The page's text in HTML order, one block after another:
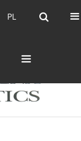
PL PL
EN